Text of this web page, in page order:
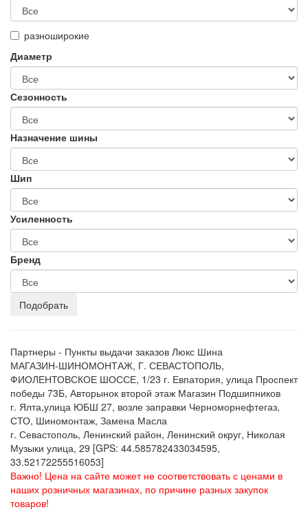
разноширокие
Диаметр
Сезонность
Назначение шины
Шип
Усиленность
Бренд
Партнеры - Пункты выдачи заказов Люкс Шина
МАГАЗИН-ШИНОМОНТАЖ, Г. СЕВАСТОПОЛЬ,
ФИОЛЕНТОВСКОЕ ШОССЕ, 1/23 г. Евпатория, улица Проспект
победы 73Б, Авторынок второй этаж Магазин Подшипников
г. Ялта,улица ЮБШ 27, возле заправки Черноморнефтегаз,
СТО, Шиномонтаж, Замена Масла
г. Севастополь, Ленинский район, Ленинский округ, Николая
Музыки улица, 29 [GPS: 44.585782433034595,
33.52172255516053]
Важно! Цена на сайте может не соответствовать с ценами в
наших розничных магазинах, по причине разных закупок
товаров!